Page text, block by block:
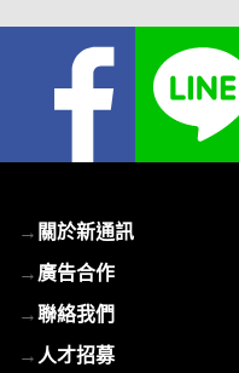
→關於新通訊
→廣告合作
→聯絡我們
→人才招募